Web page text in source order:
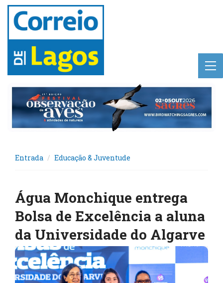
Entrada Educação & Juventude
Água Monchique entrega
Bolsa de Excelência a aluna
da Universidade do Algarve